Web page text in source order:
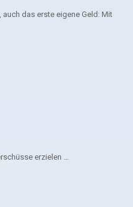
das erste eigene Geld: Mit
erzielen …